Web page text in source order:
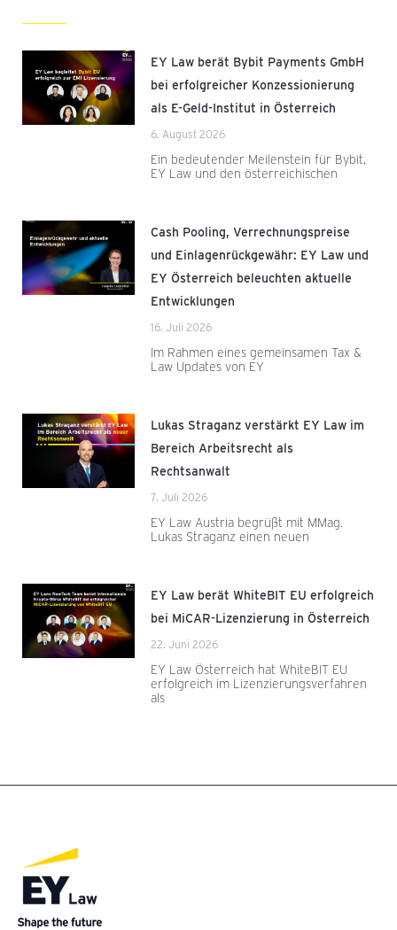
EY Law berät Bybit Payments GmbH
bei erfolgreicher Konzessionierung
als E-Geld-Institut in Österreich
6. August 2026
Ein bedeutender Meilenstein für Bybit,
EY Law und den österreichischen
Cash Pooling, Verrechnungspreise
und Einlagenrückgewähr: EY Law und
EY Österreich beleuchten aktuelle
Entwicklungen
16. Juli 2026
Im Rahmen eines gemeinsamen Tax &
Law Updates von EY
Lukas Straganz verstärkt EY Law im
Bereich Arbeitsrecht als
Rechtsanwalt
7. Juli 2026
EY Law Austria begrüßt mit MMag.
Lukas Straganz einen neuen
EY Law berät WhiteBIT EU erfolgreich
bei MiCAR-Lizenzierung in Österreich
22. Juni 2026
EY Law Österreich hat WhiteBIT EU
erfolgreich im Lizenzierungsverfahren
als